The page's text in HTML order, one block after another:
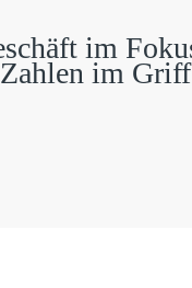
im
Zahlen im Griff